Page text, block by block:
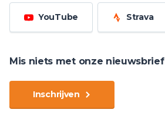
YouTube Strava
Mis niets met onze nieuwsbrief
Inschrijven